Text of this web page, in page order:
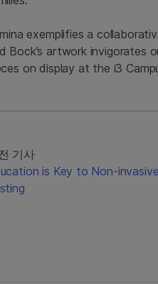
exemplifies a
Bock’s artwork invigorates
on display at the i3
기사
is Key to Non-